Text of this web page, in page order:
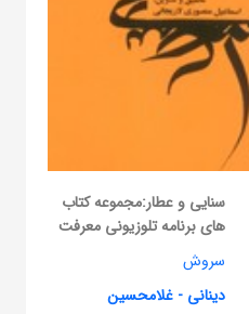
سنایی و عطار:مجموعه کتاب
های برنامه تلوزیونی معرفت
سروش
دینانی - غلامحسین